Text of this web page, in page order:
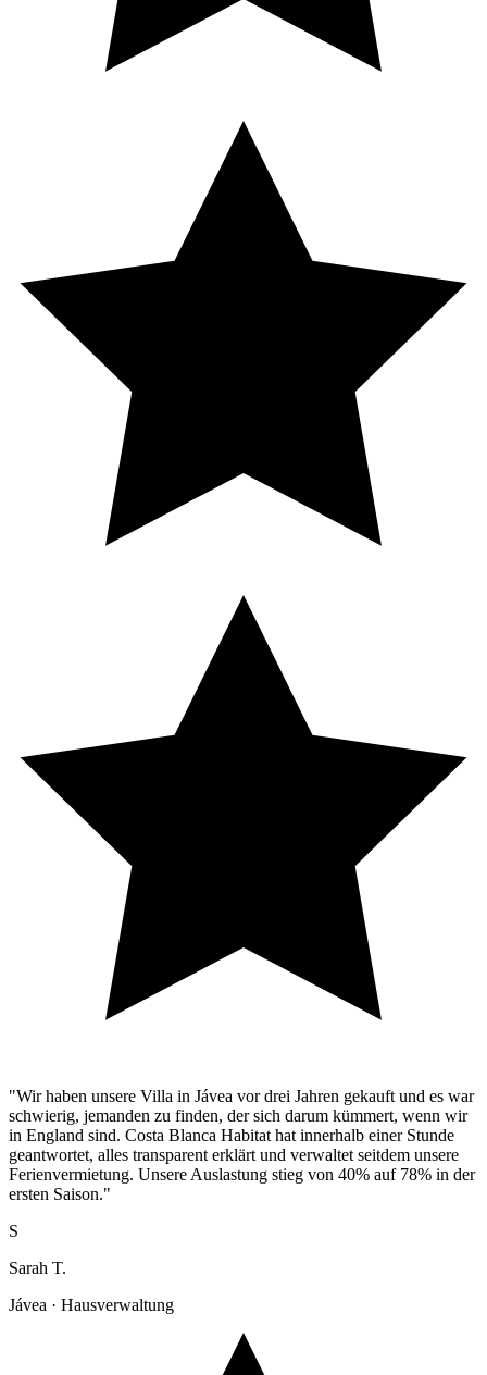
"Wir haben unsere Villa in Jávea vor drei Jahren gekauft und es war
schwierig, jemanden zu finden, der sich darum kümmert, wenn wir
in England sind. Costa Blanca Habitat hat innerhalb einer Stunde
geantwortet, alles transparent erklärt und verwaltet seitdem unsere
Ferienvermietung. Unsere Auslastung stieg von 40% auf 78% in der
ersten Saison."
S
Sarah T.
Jávea · Hausverwaltung